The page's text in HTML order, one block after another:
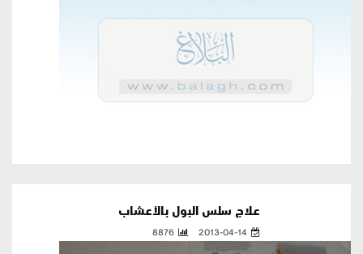
علاج سلس البول بالأعشاب
2013-04-14
8876